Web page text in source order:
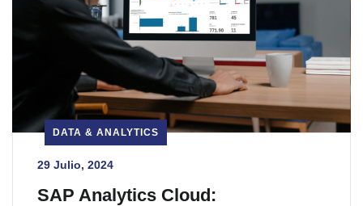
DATA & ANALYTICS
29 Julio, 2024
SAP Analytics Cloud: